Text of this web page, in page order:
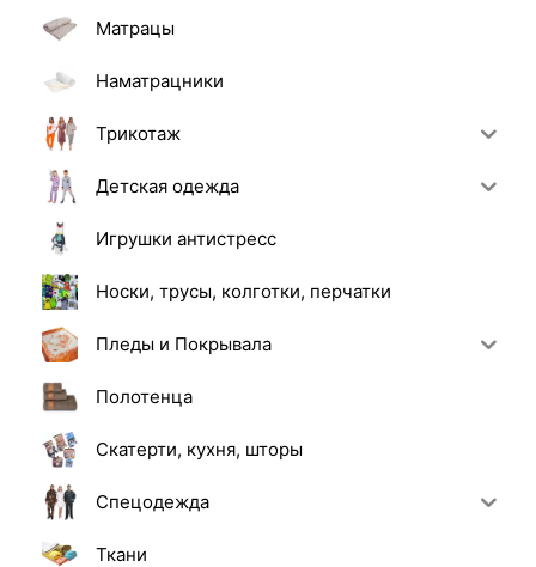
Матрацы
Наматрацники
Трикотаж
Детская одежда
Игрушки антистресс
Носки, трусы, колготки, перчатки
Пледы и Покрывала
Полотенца
Скатерти, кухня, шторы
Спецодежда
Ткани